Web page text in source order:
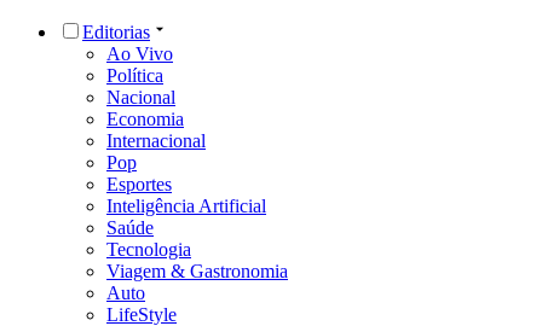
Editorias
Ao Vivo
Política
Nacional
Economia
Internacional
Pop
Esportes
Inteligência Artificial
Saúde
Tecnologia
Viagem & Gastronomia
Auto
LifeStyle